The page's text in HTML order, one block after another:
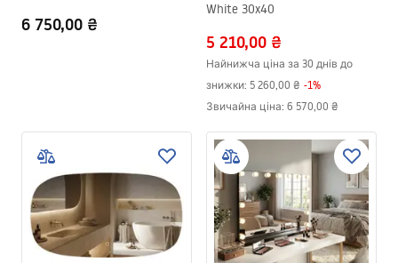
6 750,00 ₴
White 30x40
5 210,00 ₴
Найнижча ціна за 30 днів до
знижки: 5 260,00 ₴ -1%
Звичайна ціна: 6 570,00 ₴